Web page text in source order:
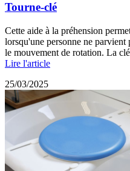
Tourne-clé
Cette aide à la préhension
lorsqu'une personne ne parvient
le mouvement de rotation. La
Lire l'article
25/03/2025